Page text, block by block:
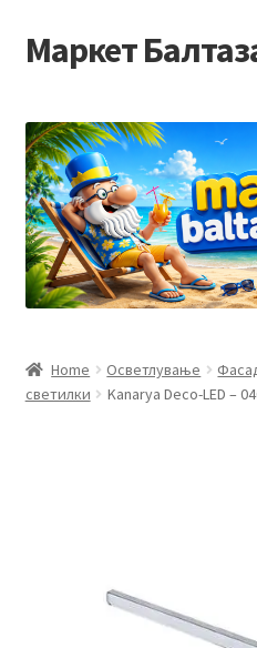
Skip
to
Skip
to
Маркет
Checkout
Homepage
Privacy Policy
Контакт
Рекламации и замена на
Home Осветлување
светилки
Kanarya Deco-LED –